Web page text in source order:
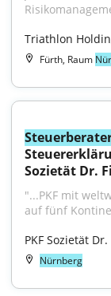
Triathlon
Fürth, Raum
Sozietät Dr.
"...PKF mit
auf fünf
PKF Sozietät
Nürnberg